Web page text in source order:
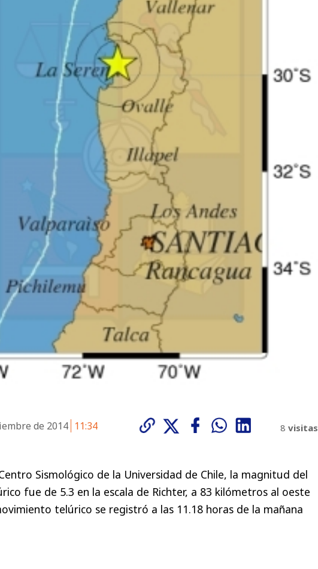
de 2014 11:34 8 visitas
Sismológico de la Universidad de Chile, la magnitud del
fue de 5.3 en la escala de Richter, a 83 kilómetros al oeste
telúrico se registró a las 11.18 horas de la mañana